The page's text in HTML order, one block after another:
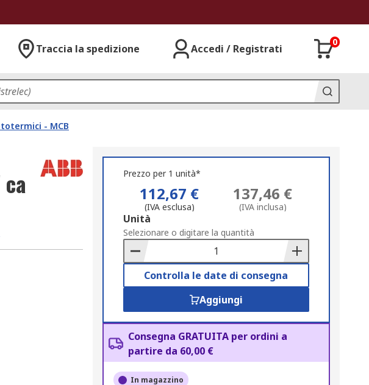
Traccia la spedizione Accedi / Registrati
0
- MCB
Prezzo per 1 unità*
112,67 €
(IVA esclusa)
137,46 €
(IVA inclusa)
Add
to
Basket
Unità
Selezionare o digitare la quantità
Controlla le date di consegna
Aggiungi
Consegna GRATUITA per ordini a
partire da 60,00 €
In magazzino